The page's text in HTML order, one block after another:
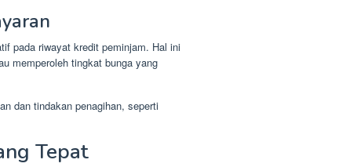
pada riwayat kredit peminjam. Hal ini
memperoleh tingkat bunga yang
dan tindakan penagihan, seperti
Tepat